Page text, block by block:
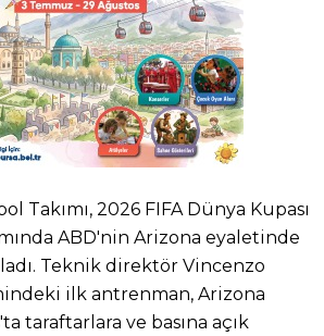
Takımı, 2026 FIFA Dünya Kupası
ABD'nin Arizona eyaletinde
Teknik direktör Vincenzo
ilk antrenman, Arizona
taraftarlara ve basına açık